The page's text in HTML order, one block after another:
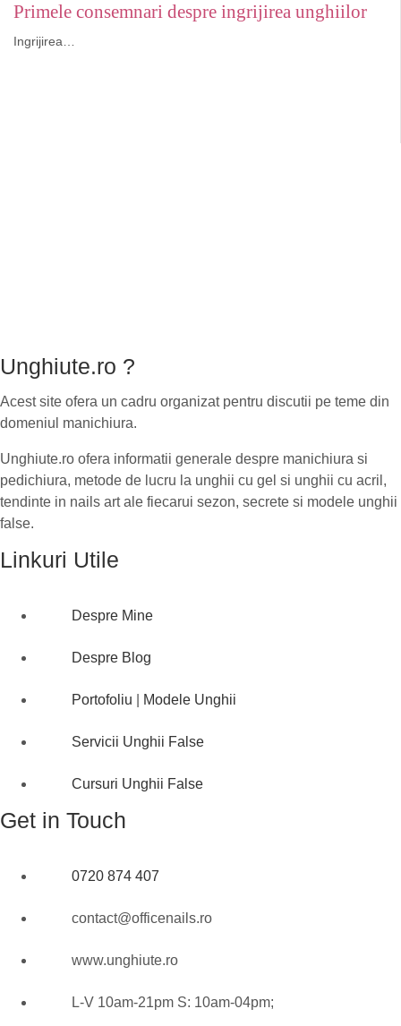
Primele consemnari despre ingrijirea unghiilor
Ingrijirea…
Unghiute.ro ?
Acest site ofera un cadru organizat pentru discutii pe teme din
domeniul manichiura.
Unghiute.ro ofera informatii generale despre manichiura si
pedichiura, metode de lucru la unghii cu gel si unghii cu acril,
tendinte in nails art ale fiecarui sezon, secrete si modele unghii
false.
Linkuri Utile
Despre Mine
Despre Blog
Portofoliu Modele Unghii
Servicii Unghii False
Cursuri Unghii False
Get in Touch
0720 874 407
contact@officenails.ro
www.unghiute.ro
L-V 10am-21pm S: 10am-04pm;